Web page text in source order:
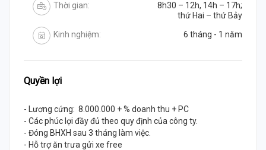
Thời gian:
8h30 – 12h, 14h – 17h;
thứ Hai – thứ Bảy
Kinh nghiệm:
6 tháng - 1 năm
Quyền lợi
- Lương cứng: 8.000.000 + % doanh thu + PC
- Các phúc lợi đầy đủ theo quy định của công ty.
- Đóng BHXH sau 3 tháng làm việc.
- Hỗ trợ ăn trưa gửi xe free